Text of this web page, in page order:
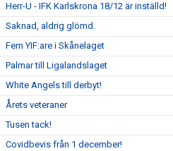
Herr-U - IFK Karlskrona 18/12 är inställd!
Saknad, aldrig glömd.
Fem YIF:are i Skånelaget
Palmar till Ligalandslaget
White Angels till derbyt!
Årets veteraner
Tusen tack!
Covidbevis från 1 december!